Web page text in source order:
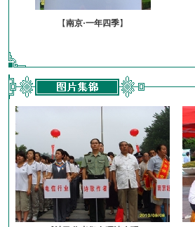
【南京·一年四季】